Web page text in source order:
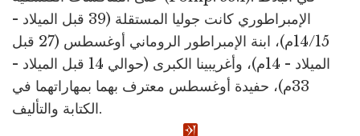
الإمبراطوري كانت جوليا المستقلة (39 قبل الميلاد -
14/15م)، ابنة الإمبراطور الروماني أوغسطس (27 قبل
الميلاد - 14م)، وأغريبينا الكبرى (حوالي 14 قبل الميلاد -
33م)، حفيدة أوغسطس معترف بهما بمهاراتهما في
الكتابة والتأليف.